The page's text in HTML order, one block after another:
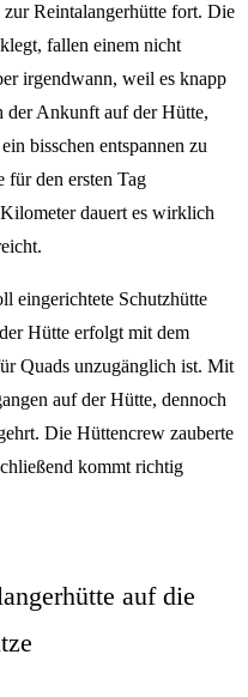
Reintalangerhütte fort. Die
fallen einem nicht
irgendwann, weil es knapp
der Ankunft auf der Hütte,
bisschen entspannen zu
für den ersten Tag
dauert es wirklich
eingerichtete Schutzhütte
Hütte erfolgt mit dem
Quads unzugänglich ist. Mit
auf der Hütte, dennoch
Die Hüttencrew zauberte
kommt richtig
auf die